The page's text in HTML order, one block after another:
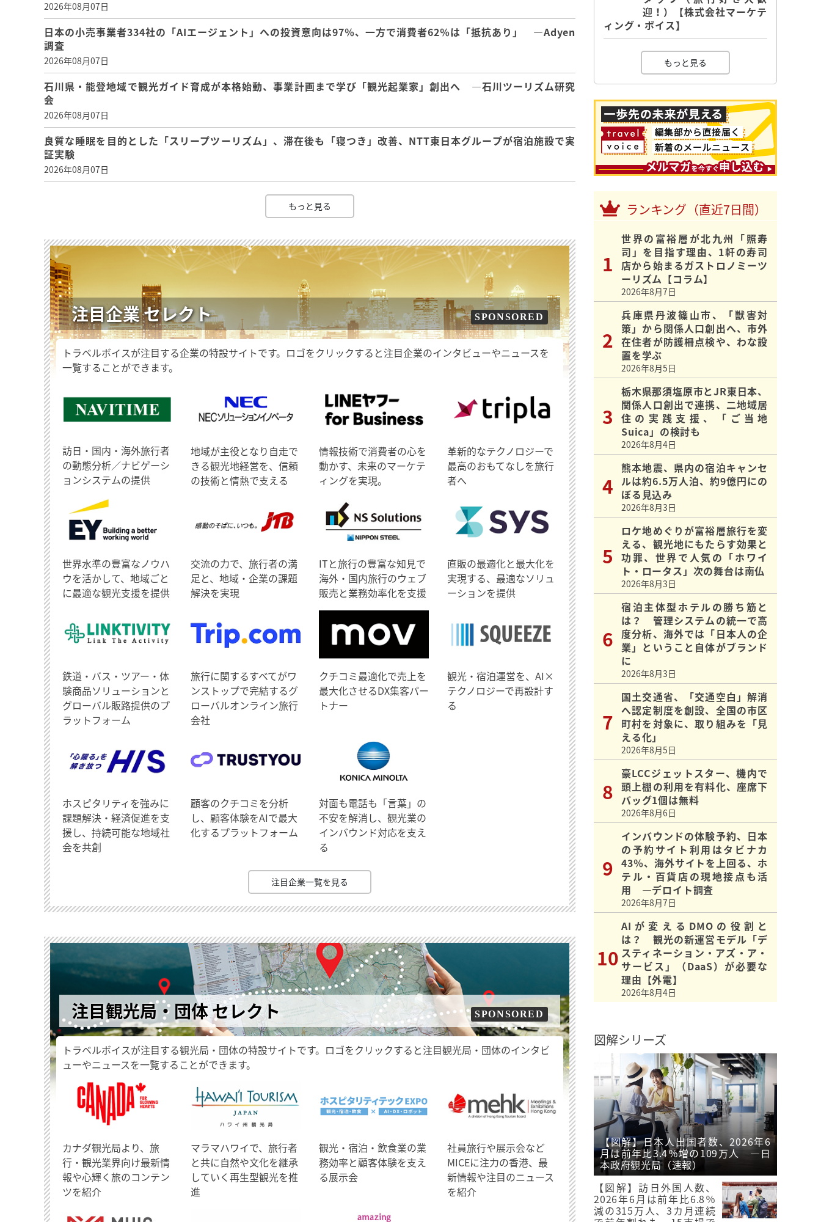
2026年08月07日
日本の小売事業者334社の「AIエージェント」への投資意向は97％、一方で消費者62％は「抵抗あり」 ―Adyen
調査
2026年08月07日
石川県・能登地域で観光ガイド育成が本格始動、事業計画まで学び「観光起業家」創出へ ―石川ツーリズム研究
会
2026年08月07日
良質な睡眠を目的とした「スリープツーリズム」、滞在後も「寝つき」改善、NTT東日本グループが宿泊施設で実
証実験
2026年08月07日
もっと見る
注目企業 セレクト SPONSORED
トラベルボイスが注目する企業の特設サイトです。ロゴをクリックすると注目企業のインタビューやニュースを
一覧することができます。
訪日・国内・海外旅行者
の動態分析／ナビゲーシ
ョンシステムの提供
地域が主役となり自走で
きる観光地経営を、信頼
の技術と情熱で支える
情報技術で消費者の心を
動かす、未来のマーケテ
ィングを実現。
革新的なテクノロジーで
最高のおもてなしを旅行
者へ
世界水準の豊富なノウハ
ウを活かして、地域ごと
に最適な観光支援を提供
交流の力で、旅行者の満
足と、地域・企業の課題
解決を実現
ITと旅行の豊富な知見で
海外・国内旅行のウェブ
販売と業務効率化を支援
直販の最適化と最大化を
実現する、最適なソリュ
ーションを提供
鉄道・バス・ツアー・体
験商品ソリューションと
グローバル販路提供のプ
ラットフォーム
旅行に関するすべてがワ
ンストップで完結するグ
ローバルオンライン旅行
会社
クチコミ最適化で売上を
最大化させるDX集客パー
トナー
観光・宿泊運営を、AI×
テクノロジーで再設計す
る
ホスピタリティを強みに
課題解決・経済促進を支
援し、持続可能な地域社
会を共創
顧客のクチコミを分析
し、顧客体験をAIで最大
化するプラットフォーム
対面も電話も「言葉」の
不安を解消し、観光業の
インバウンド対応を支え
る
注目企業一覧を見る
注目観光局・団体 セレクト SPONSORED
トラベルボイスが注目する観光局・団体の特設サイトです。ロゴをクリックすると注目観光局・団体のインタビ
ューやニュースを一覧することができます。
​カナダ観光局より、旅
行・観光業界向け最新情
報や心輝く旅のコンテン
ツを紹介
マラマハワイで、旅行者
と共に自然や文化を継承
していく再生型観光を推
進
観光・宿泊・飲食業の業
務効率と顧客体験を支え
る展示会
社員旅行や展示会など
MICEに注力の香港、最
新情報や注目のニュース
を紹介
迎！）【株式会社マーケテ
ィング・ボイス】
もっと見る
ランキング（直近7日間）
世界の富裕層が北九州「照寿
司」を目指す理由、1軒の寿司
店から始まるガストロノミーツ
ーリズム【コラム】
2026年8月7日
兵庫県丹波篠山市、「獣害対
策」から関係人口創出へ、市外
在住者が防護柵点検や、わな設
置を学ぶ
2026年8月5日
栃木県那須塩原市とJR東日本、
関係人口創出で連携、二地域居
住の実践支援、「ご当地
Suica」の検討も
2026年8月4日
熊本地震、県内の宿泊キャンセ
ルは約6.5万人泊、約9億円にの
ぼる見込み
2026年8月3日
ロケ地めぐりが富裕層旅行を変
える、観光地にもたらす効果と
功罪、世界で人気の「ホワイ
ト・ロータス」次の舞台は南仏
2026年8月3日
宿泊主体型ホテルの勝ち筋と
は？ 管理システムの統一で高
度分析、海外では「日本人の企
業」ということ自体がブランド
に
2026年8月3日
国土交通省、「交通空白」解消
へ認定制度を創設、全国の市区
町村を対象に、取り組みを「見
える化」
2026年8月5日
豪LCCジェットスター、機内で
頭上棚の利用を有料化、座席下
バッグ1個は無料
2026年8月6日
インバウンドの体験予約、日本
の予約サイト利用はタビナカ
43％、海外サイトを上回る、ホ
テル・百貨店の現地接点も活
用 ―デロイト調査
2026年8月7日
AIが変えるDMOの役割と
は？ 観光の新運営モデル「デ
スティネーション・アズ・ア・
サービス」（DaaS）が必要な
理由【外電】
2026年8月4日
図解シリーズ
【図解】日本人出国者数、2026年6
月は前年比3.4％増の109万人 ―日
本政府観光局（速報）
【図解】訪日外国人数、
2026年6月は前年比6.8％
減の315万人、3カ月連続